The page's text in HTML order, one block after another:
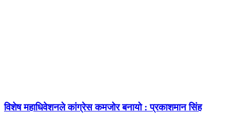
विशेष महाधिवेशनले कांग्रेस कमजोर बनायो : प्रकाशमान सिंह